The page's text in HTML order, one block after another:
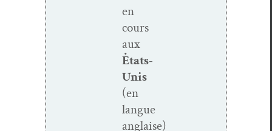
en
cours
aux
Ėtats-
Unis
(en
langue
anglaise)